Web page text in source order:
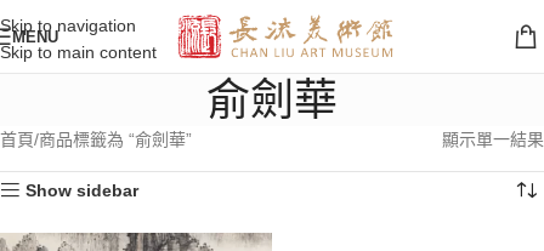
Skip to navigation
Skip to main content
MENU
俞劍華
首頁 商品標籤為 “俞劍華” 顯示單一結果
Show sidebar